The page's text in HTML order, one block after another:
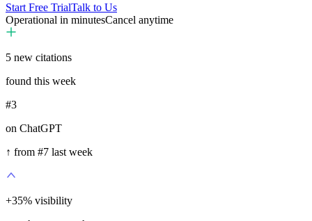
Start Free TrialTalk to Us
Operational in minutesCancel anytime
5 new citations
found this week
#3
on ChatGPT
↑ from #7 last week
+35% visibility